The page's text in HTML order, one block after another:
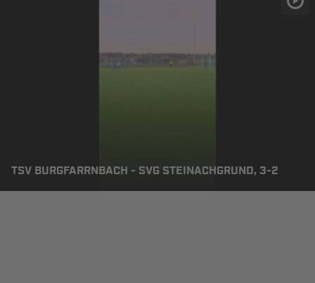
TSV BURGFARRNBACH - SVG STEINACHGRUND, 3-2